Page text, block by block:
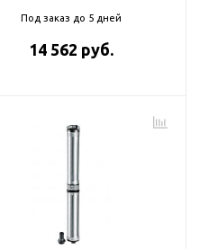
Под заказ до 5 дней
14 562 руб.